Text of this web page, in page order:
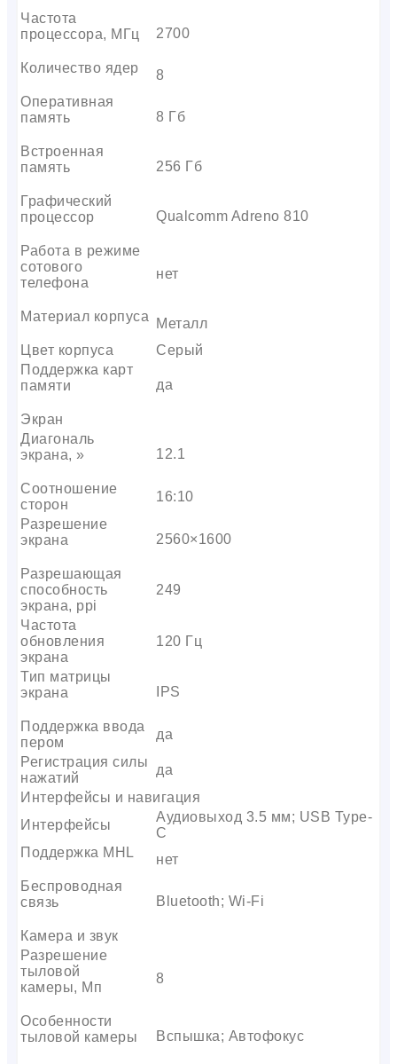
Частота
процессора, МГц
2700
Количество ядер
8
Оперативная
память
8 Гб
Встроенная
память
256 Гб
Графический
процессор
Qualcomm Adreno 810
Работа в режиме
сотового
телефона
нет
Материал корпуса
Металл
Цвет корпуса
Серый
Поддержка карт
памяти
да
Экран
Диагональ
экрана, »
12.1
Соотношение
сторон
16:10
Разрешение
экрана
2560×1600
Разрешающая
способность
экрана, ppi
249
Частота
обновления
экрана
120 Гц
Тип матрицы
экрана
IPS
Поддержка ввода
пером
да
Регистрация силы
нажатий
да
Интерфейсы и навигация
Интерфейсы
Аудиовыход 3.5 мм; USB Type-
C
Поддержка MHL
нет
Беспроводная
связь
Bluetooth; Wi-Fi
Камера и звук
Разрешение
тыловой
камеры, Мп
8
Особенности
тыловой камеры
Вспышка; Автофокус